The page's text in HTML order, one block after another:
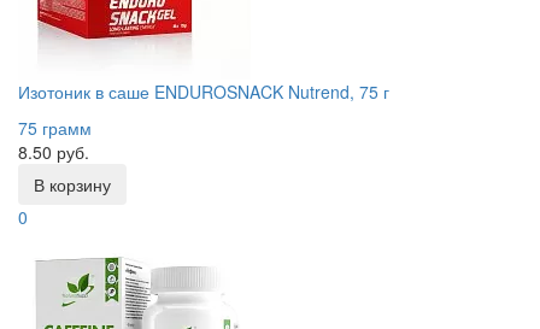
Изотоник в саше ENDUROSNACK Nutrend, 75 г
75 грамм
8.50 руб.
В корзину
0